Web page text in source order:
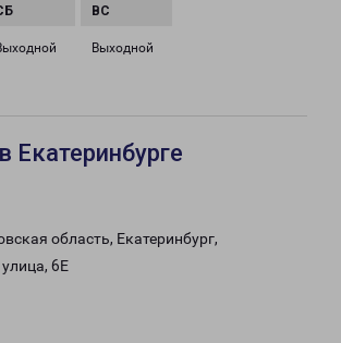
Выходной
Екатеринбурге
область, Екатеринбург,
6Е